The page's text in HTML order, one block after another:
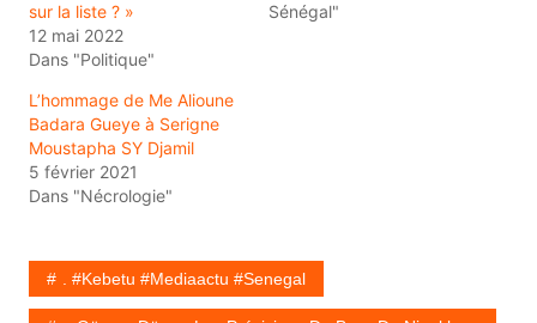
sur la liste ? »
12 mai 2022
Dans "Politique"
Sénégal"
L’hommage de Me Alioune
Badara Gueye à Serigne
Moustapha SY Djamil
5 février 2021
Dans "Nécrologie"
. #Kebetu #Mediaactu #Senegal